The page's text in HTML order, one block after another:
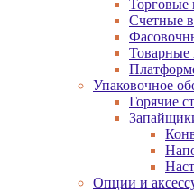
Торговые
Счетные
Товарные
Упаковочное
Горячие
Опции и